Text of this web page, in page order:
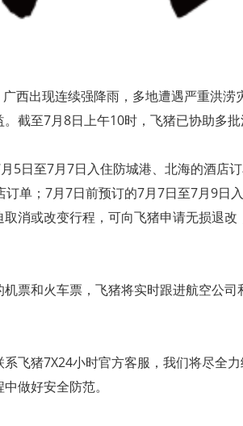
西出现连续强降雨，多地遭遇严重洪
截至7月8日上午10时，飞猪已协助多批
5日至7月7日入住防城港、北海的酒店
单；7月7日前预订的7月7日至7月9日
消或改变行程，可向飞猪申请无损退
票和火车票，飞猪将实时跟进航空公
飞猪7X24小时官方客服，我们将尽全
做好安全防范。